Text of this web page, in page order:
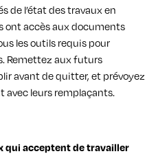
de l’état des travaux en
ont accès aux documents
les outils requis pour
Remettez aux futurs
avant de quitter, et prévoyez
avec leurs remplaçants.
qui acceptent de travailler